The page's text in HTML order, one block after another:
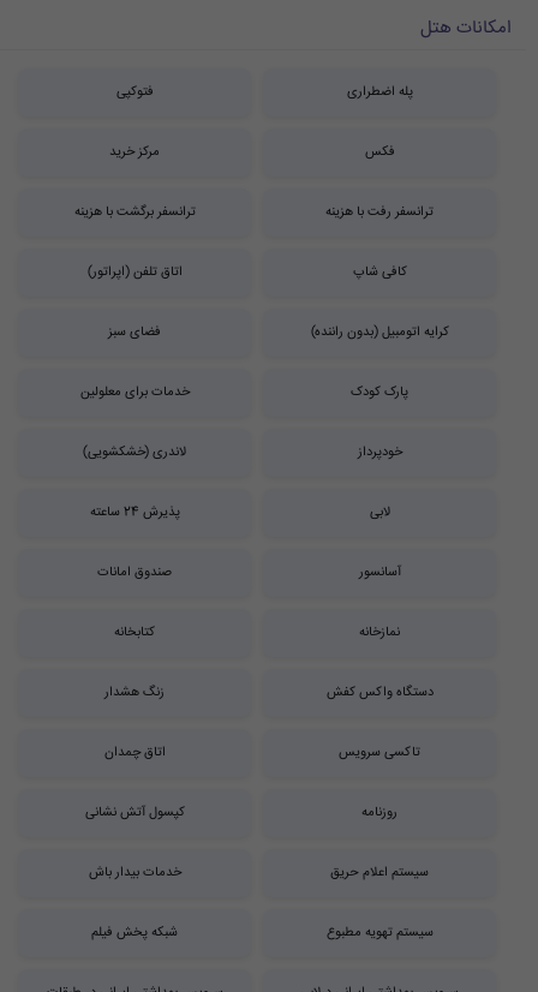
امکانات هتل
پله اضطراری فتوکپی
فکس مرکز خرید
ترانسفر رفت با هزینه ترانسفر برگشت با هزینه
کافی شاپ اتاق تلفن (اپراتور)
کرایه اتومبیل (بدون راننده) فضای سبز
پارک کودک خدمات برای معلولین
خودپرداز لاندری (خشکشویی)
لابی پذیرش 24 ساعته
آسانسور صندوق امانات
نمازخانه کتابخانه
دستگاه واکس کفش زنگ هشدار
تاکسی سرویس اتاق چمدان
روزنامه کپسول آتش نشانی
سیستم اعلام حریق خدمات بیدار باش
سیستم تهویه مطبوع شبکه پخش فیلم